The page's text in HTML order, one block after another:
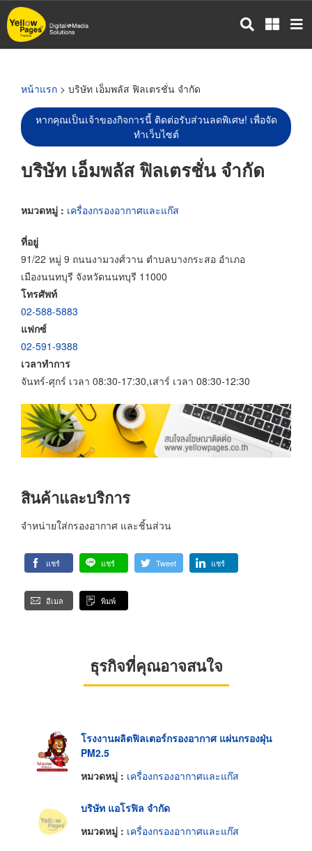
ข้าม
ไป
หน้าแรก > บริษัท เอ็มพลัส ฟิลเตรชั่น จำกัด
หากคุณเป็นเจ้าของกิจการนี้ ติดต่อรับส่วนลดพิเศษ! เพื่อจัด
ทำเว็บไซต์
บริษัท เอ็มพลัส ฟิลเตรชั่น จำกัด
หมวดหมู่ : เครื่องกรองอากาศและแก๊ส
ที่อยู่
91/22 หมู่ 9 ถนนงามวงศ์วาน ตำบลบางกระสอ อำเภอ
เมืองนนทบุรี จังหวัดนนทบุรี 11000
โทรศัพท์
02-588-5883
แฟกซ์
02-591-9388
เวลาทำการ
จันทร์-ศุกร์ เวลา 08:30-17:30,เสาร์ เวลา 08:30-12:30
สินค้าและบริการ
จำหน่ายใส่กรองอากาศ และชิ้นส่วน
แชร์ แชร์ Tweet แชร์
อีเมล พิมพ์
ธุรกิจที่คุณอาจสนใจ
โรงงานผลิตฟิลเตอร์กรองอากาศ แผ่นกรองฝุ่น
PM2.5
หมวดหมู่ : เครื่องกรองอากาศและแก๊ส
บริษัท แอโรฟิล จำกัด
หมวดหมู่ : เครื่องกรองอากาศและแก๊ส